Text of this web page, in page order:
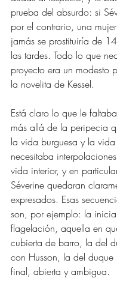
prueba del absurdo: si
por el contrario, una
jamás se prostituiría de
las tardes. Todo lo que
proyecto era un modesto
la novelita de Kessel.
Está claro lo que le
más allá de la peripecia
la vida burguesa y la
necesitaba
vida interior, y en
Séverine quedaran
expresados. Esas
son, por ejemplo: la
flagelación, aquella en
cubierta de barro, la del
con Husson, la del duque
final, abierta y ambigua.